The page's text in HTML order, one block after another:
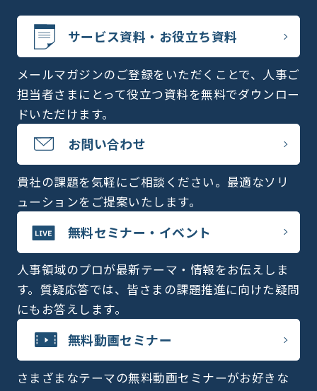
サービス資料・お役立ち資料
メールマガジンのご登録をいただくことで、人事ご
担当者さまにとって役立つ資料を無料でダウンロー
ドいただけます。
お問い合わせ
貴社の課題を気軽にご相談ください。最適なソリ
ューションをご提案いたします。
無料セミナー・イベント
人事領域のプロが最新テーマ・情報をお伝えしま
す。質疑応答では、皆さまの課題推進に向けた疑問
にもお答えします。
無料動画セミナー
さまざまなテーマの無料動画セミナーがお好きな